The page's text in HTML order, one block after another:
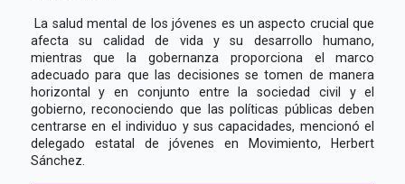
La salud mental de los jóvenes es un aspecto crucial que
afecta su calidad de vida y su desarrollo humano,
mientras que la gobernanza proporciona el marco
adecuado para que las decisiones se tomen de manera
horizontal y en conjunto entre la sociedad civil y el
gobierno, reconociendo que las políticas públicas deben
centrarse en el individuo y sus capacidades, mencionó el
delegado estatal de jóvenes en Movimiento, Herbert
Sánchez.